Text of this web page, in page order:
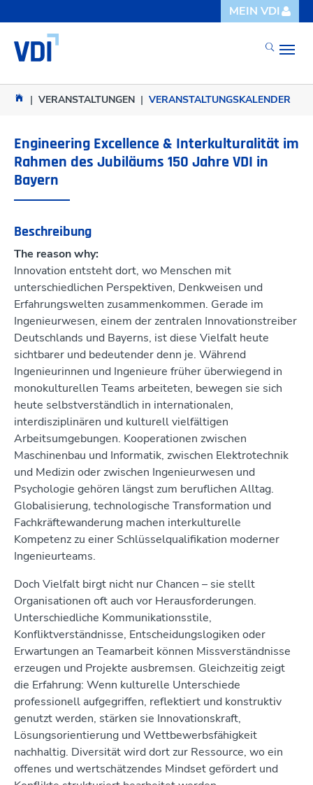
MEIN VDI
You are here:
VERANSTALTUNGEN VERANSTALTUNGSKALENDER
Engineering Excellence & Interkulturalität im
Rahmen des Jubiläums 150 Jahre VDI in
Bayern
Beschreibung
The reason why:
Innovation entsteht dort, wo Menschen mit
unterschiedlichen Perspektiven, Denkweisen und
Erfahrungswelten zusammenkommen. Gerade im
Ingenieurwesen, einem der zentralen Innovationstreiber
Deutschlands und Bayerns, ist diese Vielfalt heute
sichtbarer und bedeutender denn je. Während
Ingenieurinnen und Ingenieure früher überwiegend in
monokulturellen Teams arbeiteten, bewegen sie sich
heute selbstverständlich in internationalen,
interdisziplinären und kulturell vielfältigen
Arbeitsumgebungen. Kooperationen zwischen
Maschinenbau und Informatik, zwischen Elektrotechnik
und Medizin oder zwischen Ingenieurwesen und
Psychologie gehören längst zum beruflichen Alltag.
Globalisierung, technologische Transformation und
Fachkräftewanderung machen interkulturelle
Kompetenz zu einer Schlüsselqualifikation moderner
Ingenieurteams.
Doch Vielfalt birgt nicht nur Chancen – sie stellt
Organisationen oft auch vor Herausforderungen.
Unterschiedliche Kommunikationsstile,
Konfliktverständnisse, Entscheidungslogiken oder
Erwartungen an Teamarbeit können Missverständnisse
erzeugen und Projekte ausbremsen. Gleichzeitig zeigt
die Erfahrung: Wenn kulturelle Unterschiede
professionell aufgegriffen, reflektiert und konstruktiv
genutzt werden, stärken sie Innovationskraft,
Lösungsorientierung und Wettbewerbsfähigkeit
nachhaltig. Diversität wird dort zur Ressource, wo ein
offenes und wertschätzendes Mindset gefördert und